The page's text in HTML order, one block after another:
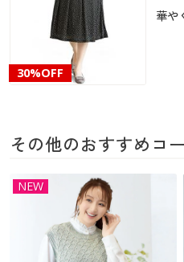
閲覧履歴
お気に入り
ご利用ガイド
よくある質問とお問い合わ
お気に入り
ご利用ガイド
よくある質問とお問い合わ
30%OFF
華や
その他のおすすめコ
NEW